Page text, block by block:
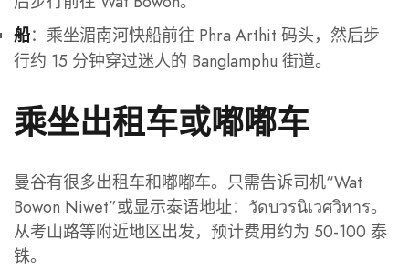
船：乘坐湄南河快船前往 Phra Arthit 码头，然后步
行约 15 分钟穿过迷人的 Banglamphu 街道。
乘坐出租车或嘟嘟车
曼谷有很多出租车和嘟嘟车。只需告诉司机“Wat
Bowon Niwet”或显示泰语地址：วัดบวรนิเวศวิหาร。
从考山路等附近地区出发，预计费用约为 50-100 泰
铢。